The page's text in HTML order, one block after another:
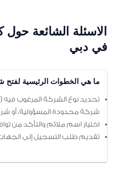
الاسئلة الشائعة
في دبي
ما هي الخطوات الرئيسية
تحديد نوع الشركة المرغوب
شركة محدودة المسؤولية، أو
اختيار اسم ملائم والتأكد من
تقديم طلب التسجيل إلى